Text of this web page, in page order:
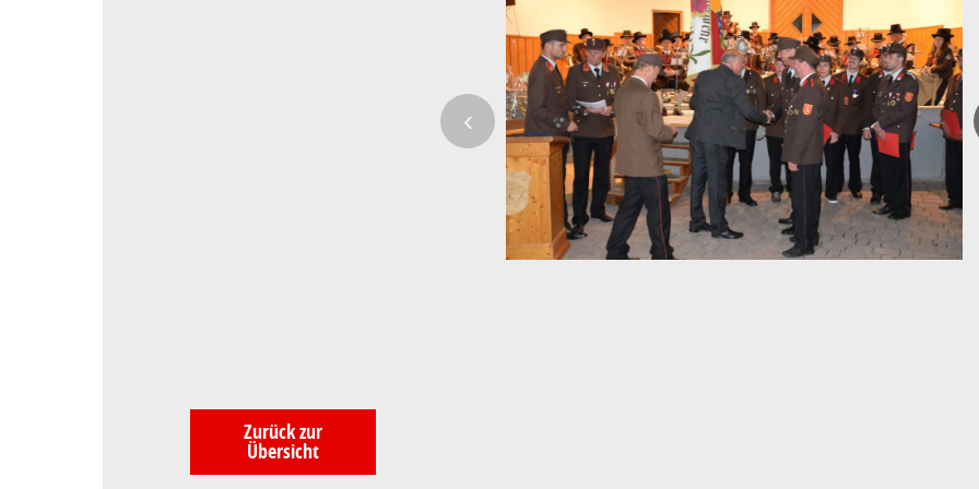
‹
Zurück zur
Übersicht